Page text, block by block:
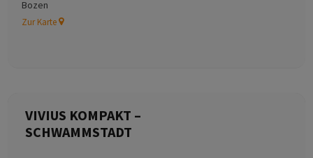
Bozen
Zur Karte
VIVIUS KOMPAKT –
SCHWAMMSTADT